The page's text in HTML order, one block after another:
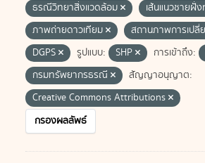
ธรณีวิทยาสิ่งแวดล้อม
เส้นแนวชายฝั่ง
ภาพถ่ายดาวเทียม
สถานภาพการเปลี่
DGPS
รูปแบบ: SHP การเข้าถึง:
กรมทรัพยากรธรณี
สัญญาอนุญาต:
Creative Commons Attributions
กรองผลลัพธ์